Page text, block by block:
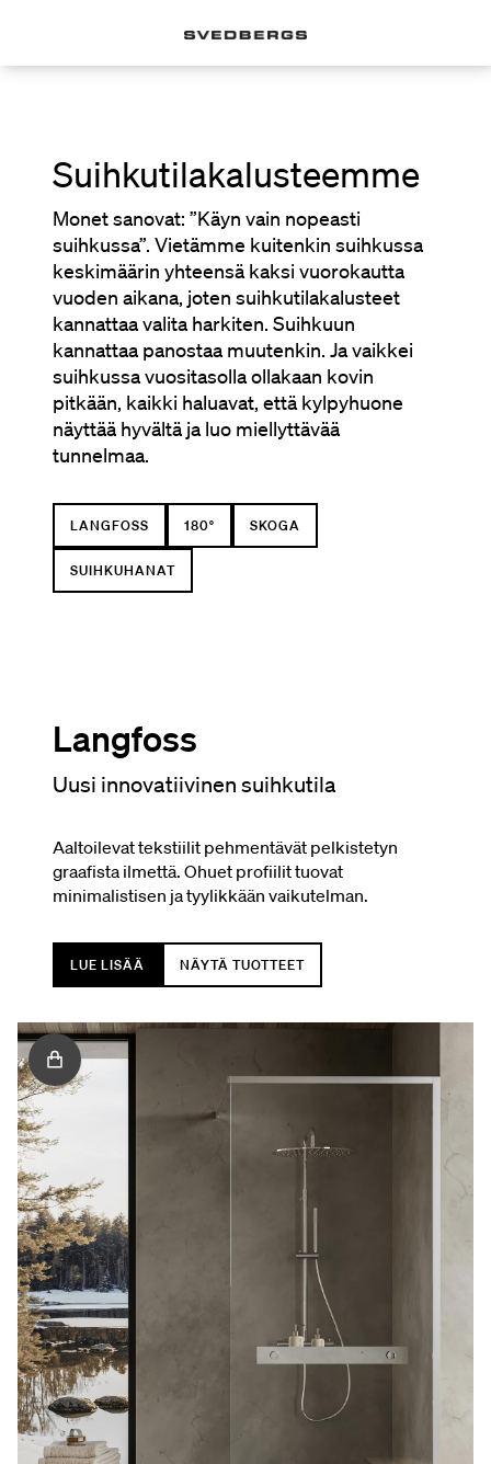
Suihkutilakalusteemme
Monet sanovat: ”Käyn vain nopeasti
suihkussa”. Vietämme kuitenkin suihkussa
keskimäärin yhteensä kaksi vuorokautta
vuoden aikana, joten suihkutilakalusteet
kannattaa valita harkiten. Suihkuun
kannattaa panostaa muutenkin. Ja vaikkei
suihkussa vuositasolla ollakaan kovin
pitkään, kaikki haluavat, että kylpyhuone
näyttää hyvältä ja luo miellyttävää
tunnelmaa.
LANGFOSS 180° SKOGA
SUIHKUHANAT
Langfoss
Uusi innovatiivinen suihkutila
Aaltoilevat tekstiilit pehmentävät pelkistetyn
graafista ilmettä. Ohuet profiilit tuovat
minimalistisen ja tyylikkään vaikutelman.
LUE LISÄÄ NÄYTÄ TUOTTEET